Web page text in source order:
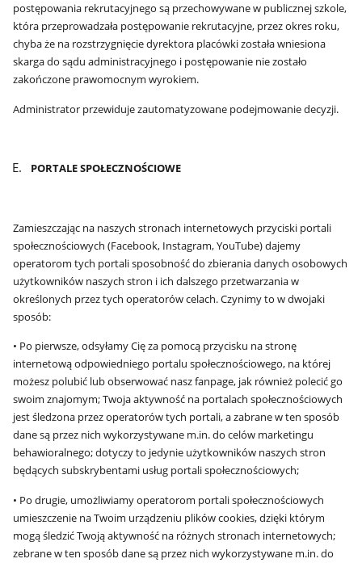
postępowania rekrutacyjnego są przechowywane w publicznej szkole,
która przeprowadzała postępowanie rekrutacyjne, przez okres roku,
chyba że na rozstrzygnięcie dyrektora placówki została wniesiona
skarga do sądu administracyjnego i postępowanie nie zostało
zakończone prawomocnym wyrokiem.
Administrator przewiduje zautomatyzowane podejmowanie decyzji.
PORTALE SPOŁECZNOŚCIOWE
Zamieszczając na naszych stronach internetowych przyciski portali
społecznościowych (Facebook, Instagram, YouTube) dajemy
operatorom tych portali sposobność do zbierania danych osobowych
użytkowników naszych stron i ich dalszego przetwarzania w
określonych przez tych operatorów celach. Czynimy to w dwojaki
sposób:
• Po pierwsze, odsyłamy Cię za pomocą przycisku na stronę
internetową odpowiedniego portalu społecznościowego, na której
możesz polubić lub obserwować nasz fanpage, jak również polecić go
swoim znajomym; Twoja aktywność na portalach społecznościowych
jest śledzona przez operatorów tych portali, a zabrane w ten sposób
dane są przez nich wykorzystywane m.in. do celów marketingu
behawioralnego; dotyczy to jedynie użytkowników naszych stron
będących subskrybentami usług portali społecznościowych;
• Po drugie, umożliwiamy operatorom portali społecznościowych
umieszczenie na Twoim urządzeniu plików cookies, dzięki którym
mogą śledzić Twoją aktywność na różnych stronach internetowych;
zebrane w ten sposób dane są przez nich wykorzystywane m.in. do